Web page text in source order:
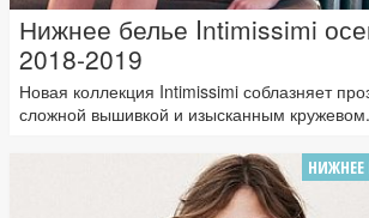
Нижнее белье Intimissimi
2018-2019
Новая коллекция Intimissimi соблазняет
сложной вышивкой и изысканным
НИЖНЕЕ